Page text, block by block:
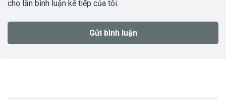
cho lần bình luận kế tiếp của tôi.